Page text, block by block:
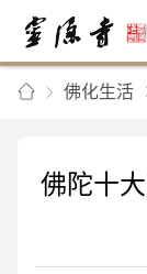
佛化生活
佛陀十